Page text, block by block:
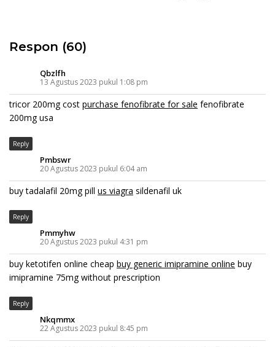
Respon (60)
Qbzlfh
13 Agustus 2023 pukul 1:08 pm
tricor 200mg cost purchase fenofibrate for sale fenofibrate
200mg usa
Reply
Pmbswr
20 Agustus 2023 pukul 6:04 am
buy tadalafil 20mg pill us viagra sildenafil uk
Reply
Pmmyhw
20 Agustus 2023 pukul 4:31 pm
buy ketotifen online cheap buy generic imipramine online buy
imipramine 75mg without prescription
Reply
Nkqmmx
22 Agustus 2023 pukul 8:45 pm